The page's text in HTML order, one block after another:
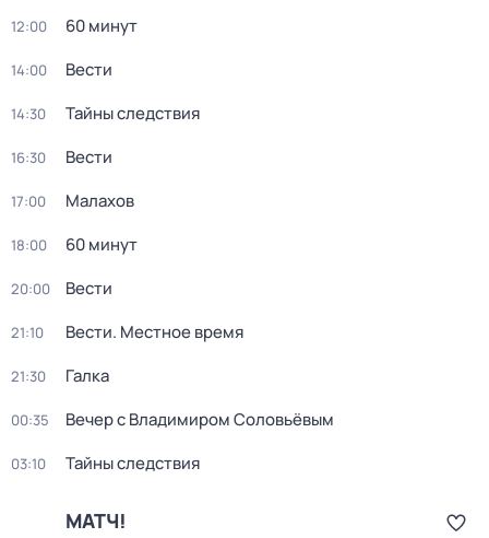
12:00 60 минут
14:00 Вести
14:30 Тайны следствия
16:30 Вести
17:00 Малахов
18:00 60 минут
20:00 Вести
21:10 Вести. Местное время
21:30 Галка
00:35 Вечер с Владимиром Соловьёвым
03:10 Тайны следствия
МАТЧ!